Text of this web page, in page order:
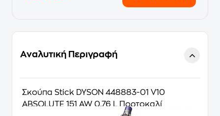
Αναλυτική Περιγραφή
Σκούπα Stick DYSON 448883-01 V10
ABSOLUTE 151 AW 0.76 L Πορτοκαλί